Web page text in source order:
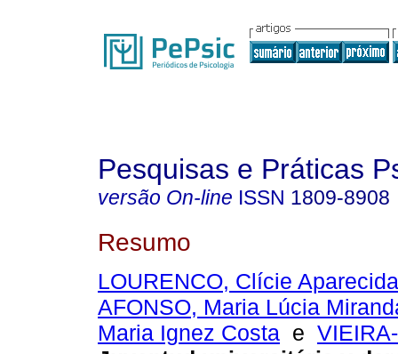
Pesquisas e Práticas
versão On-line ISSN 1809-8908
Resumo
LOURENCO, Clície
AFONSO, Maria Lúcia
Maria Ignez Costa e